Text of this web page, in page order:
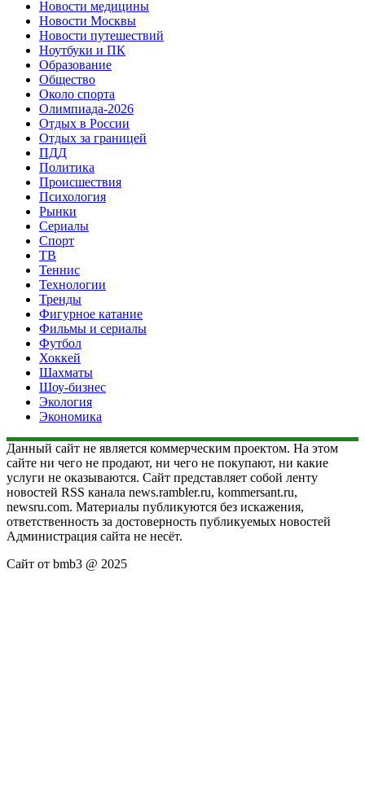
Новости медицины
Новости Москвы
Новости путешествий
Ноутбуки и ПК
Образование
Общество
Около спорта
Олимпиада-2026
Отдых в России
Отдых за границей
ПДД
Политика
Происшествия
Психология
Рынки
Сериалы
Спорт
ТВ
Теннис
Технологии
Тренды
Фигурное катание
Фильмы и сериалы
Футбол
Хоккей
Шахматы
Шоу-бизнес
Экология
Экономика
Данный сайт не является коммерческим проектом. На этом
сайте ни чего не продают, ни чего не покупают, ни какие
услуги не оказываются. Сайт представляет собой ленту
новостей RSS канала news.rambler.ru, kommersant.ru,
newsru.com. Материалы публикуются без искажения,
ответственность за достоверность публикуемых новостей
Администрация сайта не несёт.
Сайт от bmb3 @ 2025